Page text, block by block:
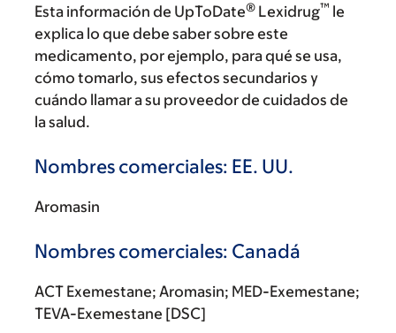
Esta información de UpToDate® Lexidrug™ le
explica lo que debe saber sobre este
medicamento, por ejemplo, para qué se usa,
cómo tomarlo, sus efectos secundarios y
cuándo llamar a su proveedor de cuidados de
la salud.
Nombres comerciales: EE. UU.
Aromasin
Nombres comerciales: Canadá
ACT Exemestane; Aromasin; MED-Exemestane;
TEVA-Exemestane [DSC]